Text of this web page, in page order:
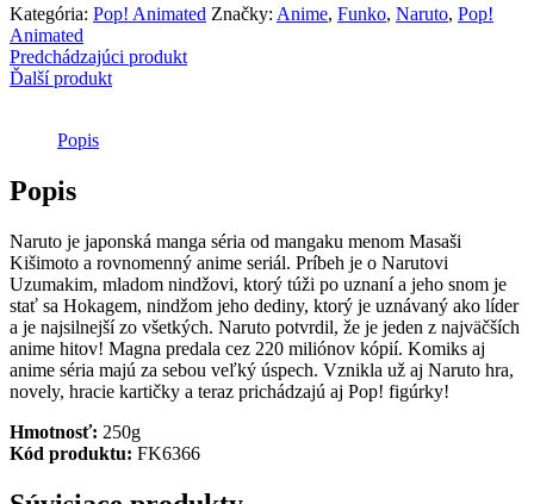
Naruto
-
Naruto
Kategória: Pop! Animated Značky: Anime, Funko, Naruto, Pop!
Animated
Predchádzajúci produkt
Ďalší produkt
Popis
Popis
Naruto je japonská manga séria od mangaku menom Masaši
Kišimoto a rovnomenný anime seriál. Príbeh je o Narutovi
Uzumakim, mladom nindžovi, ktorý túži po uznaní a jeho snom je
stať sa Hokagem, nindžom jeho dediny, ktorý je uznávaný ako líder
a je najsilnejší zo všetkých. Naruto potvrdil, že je jeden z najväčších
anime hitov! Magna predala cez 220 miliónov kópií. Komiks aj
anime séria majú za sebou veľký úspech. Vznikla už aj Naruto hra,
novely, hracie kartičky a teraz prichádzajú aj Pop! figúrky!
Hmotnosť: 250g
Kód produktu: FK6366